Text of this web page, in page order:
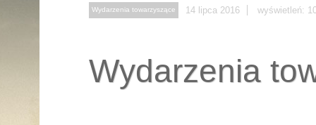
Wydarzenia towarzyszące 14 lipca 2016 wyświetleń:
Wydarzenia